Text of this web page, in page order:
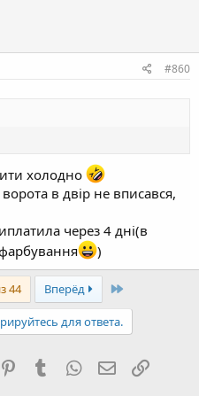
#860
холодно
в двір не вписався,
через 4 дні(в
)
44 Вперёд Last
для ответа.
PinterestTumblr WhatsApp Ссылка